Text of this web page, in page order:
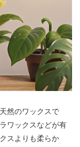
然のワックスで
ワックスなどが有
スよりも柔らか